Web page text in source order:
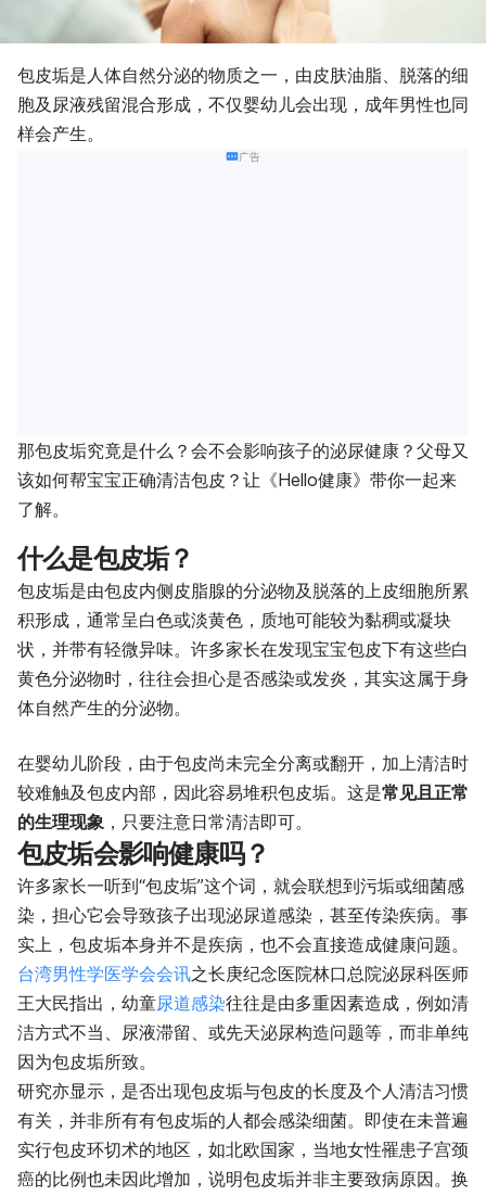
包皮垢是人体自然分泌的物质之一，由皮肤油脂、脱落的细
胞及尿液残留混合形成，不仅婴幼儿会出现，成年男性也同
样会产生。
广告
那包皮垢究竟是什么？会不会影响孩子的泌尿健康？父母又
该如何帮宝宝正确清洁包皮？让《Hello健康》带你一起来
了解。
什么是包皮垢？
包皮垢是由包皮内侧皮脂腺的分泌物及脱落的上皮细胞所累
积形成，通常呈白色或淡黄色，质地可能较为黏稠或凝块
状，并带有轻微异味。许多家长在发现宝宝包皮下有这些白
黄色分泌物时，往往会担心是否感染或发炎，其实这属于身
体自然产生的分泌物。
在婴幼儿阶段，由于包皮尚未完全分离或翻开，加上清洁时
较难触及包皮内部，因此容易堆积包皮垢。这是常见且正常
的生理现象 ，只要注意日常清洁即可。
包皮垢会影响健康吗？
许多家长一听到“包皮垢”这个词，就会联想到污垢或细菌感
染，担心它会导致孩子出现泌尿道感染，甚至传染疾病。事
实上，包皮垢本身并不是疾病，也不会直接造成健康问题。
台湾男性学医学会会讯之长庚纪念医院林口总院泌尿科医师
王大民指出，幼童尿道感染往往是由多重因素造成，例如清
洁方式不当、尿液滞留、或先天泌尿构造问题等，而非单纯
因为包皮垢所致。
研究亦显示，是否出现包皮垢与包皮的长度及个人清洁习惯
有关，并非所有有包皮垢的人都会感染细菌。即使在未普遍
实行包皮环切术的地区，如北欧国家，当地女性罹患子宫颈
癌的比例也未因此增加，说明包皮垢并非主要致病原因。换